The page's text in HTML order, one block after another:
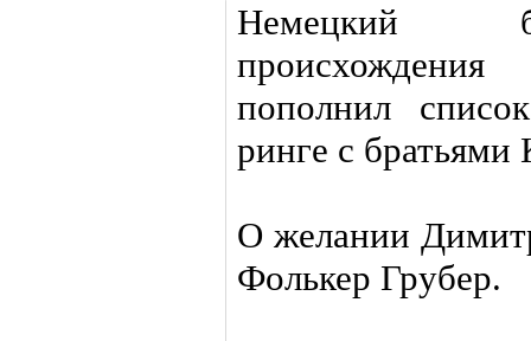
Немецкий
происхождения
пополнил
ринге с братьями
О желании
Фолькер Грубер.